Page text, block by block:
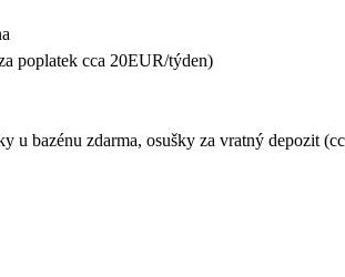
poplatek cca 20EUR/týden)
u bazénu zdarma, osušky za vratný depozit